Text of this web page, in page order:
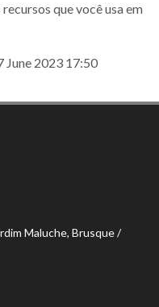
que você usa em
June 2023 17:50
Maluche, Brusque /